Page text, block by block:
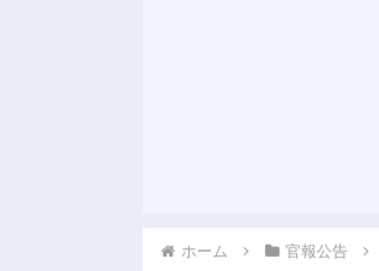
ホーム 官報公告